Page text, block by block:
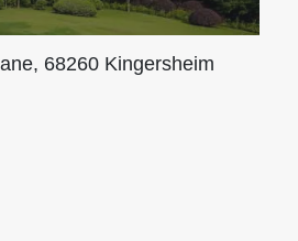
68260 Kingersheim